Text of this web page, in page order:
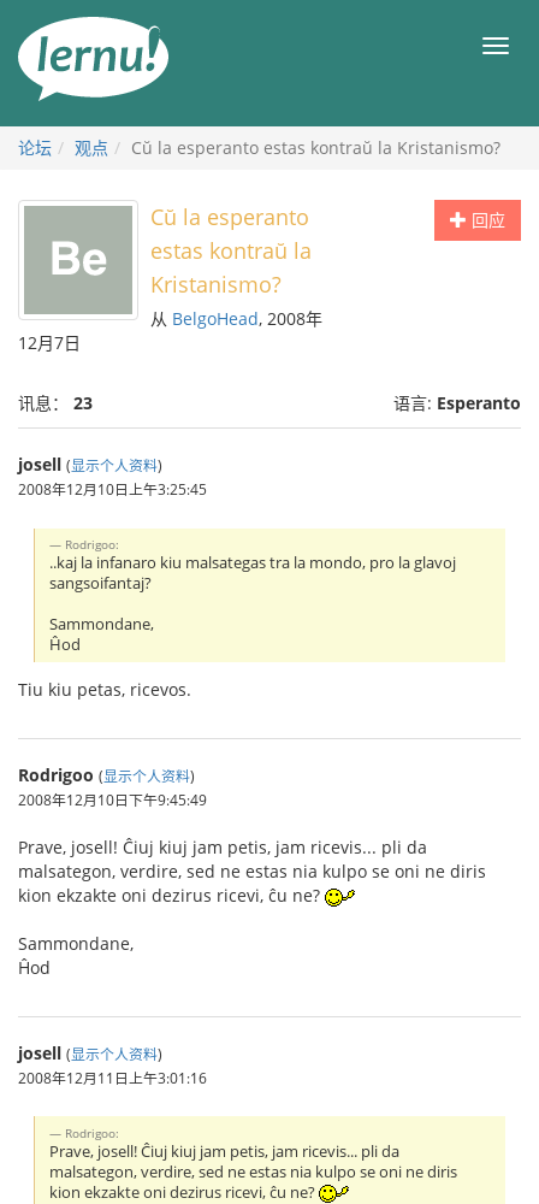
目
论坛 观点 Cŭ la esperanto estas kontraŭ la Kristanismo?
回应
Cŭ la esperanto
estas kontraŭ la
Kristanismo?
从 BelgoHead, 2008年
12月7日
讯息： 23 语言: Esperanto
josell (显示个人资料)
2008年12月10日上午3:25:45
Rodrigoo:
..kaj la infanaro kiu malsategas tra la mondo, pro la glavoj
sangsoifantaj?
Sammondane,
Ĥod
Tiu kiu petas, ricevos.
Rodrigoo (显示个人资料)
2008年12月10日下午9:45:49
Prave, josell! Ĉiuj kiuj jam petis, jam ricevis... pli da
malsategon, verdire, sed ne estas nia kulpo se oni ne diris
kion ekzakte oni dezirus ricevi, ĉu ne?
Sammondane,
Ĥod
josell (显示个人资料)
2008年12月11日上午3:01:16
Rodrigoo:
Prave, josell! Ĉiuj kiuj jam petis, jam ricevis... pli da
malsategon, verdire, sed ne estas nia kulpo se oni ne diris
kion ekzakte oni dezirus ricevi, ĉu ne?